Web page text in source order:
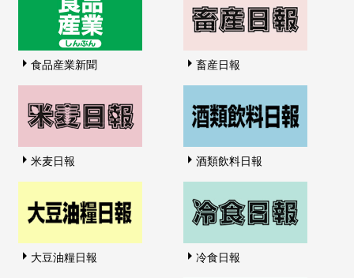
食品産業新聞 畜産日報
米麦日報 酒類飲料日報
大豆油糧日報 冷食日報